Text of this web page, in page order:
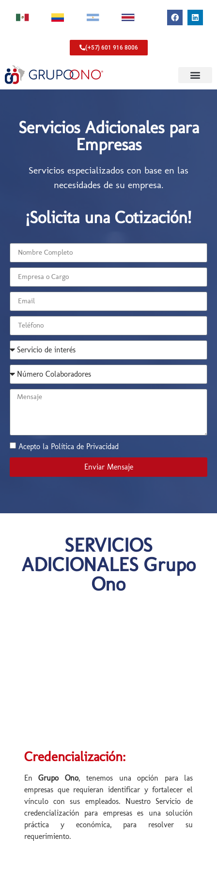
(+57) 601 916 8006
Servicios Adicionales para
Empresas
Servicios especializados con base en las
necesidades de su empresa.
¡Solicita una Cotización!
Acepto la Política de Privacidad
Enviar Mensaje
SERVICIOS
ADICIONALES Grupo
Ono
Credencialización:
EnGrupo Ono, tenemos una opción para las
empresas que requieran identificar y fortalecer el
vínculo con sus empleados. Nuestro Servicio de
credencialización para empresas es una solución
práctica y económica, para resolver su
requerimiento.